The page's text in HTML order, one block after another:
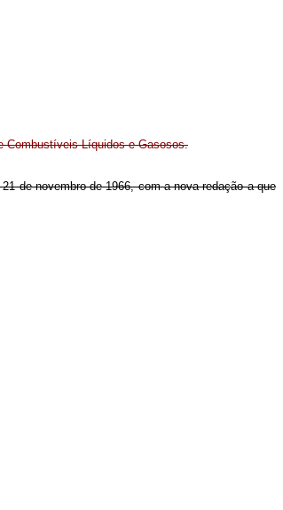
Combustíveis Líquidos e Gasosos.
de novembro de 1966, com a nova redação a que